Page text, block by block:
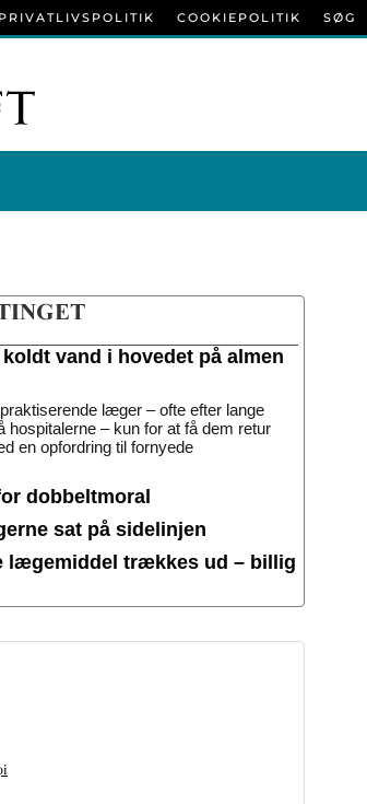
PRIVATLIVSPOLITIK COOKIEPOLITIK SØG
vand i hovedet på almen
læger – ofte efter lange
hospitalerne – kun for at få dem retur
en opfordring til fornyede
dobbeltmoral
sat på sidelinjen
lægemiddel trækkes ud – billig